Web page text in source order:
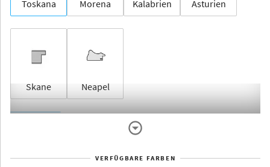
Toskana Morena Kalabrien Asturien
Skane Neapel
VERFÜGBARE FARBEN